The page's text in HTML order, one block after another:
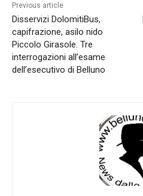
Previous article
Disservizi DolomitiBus,
capifrazione, asilo nido
Piccolo Girasole. Tre
interrogazioni all’esame
dell’esecutivo di Belluno